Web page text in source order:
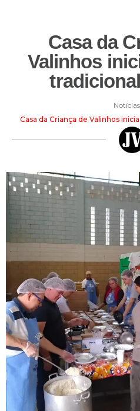
Casa da
Valinhos
Notícias
Casa da Criança de Valinhos